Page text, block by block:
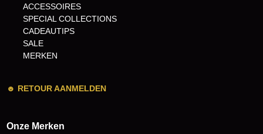
ACCESSOIRES
SPECIAL COLLECTIONS
CADEAUTIPS
SALE
MERKEN
☻ RETOUR AANMELDEN
Onze Merken